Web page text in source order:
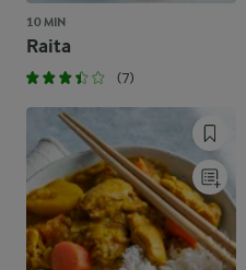
10 MIN
Raita
(7)